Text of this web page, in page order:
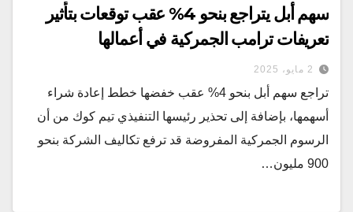
سهم أبل يتراجع بنحو 4% عقب توقعات بتأثير
تعريفات ترامب الجمركية في أعمالها
2 مايو، 2025
تراجع سهم أبل بنحو 4% عقب خفضها خطط إعادة شراء
أسهمها، بإضافة إلى تحذير رئيسها التنفيذي تيم كوك من أن
الرسوم الجمركية المفروضة قد ترفع تكاليف الشركة بنحو
900 مليون…